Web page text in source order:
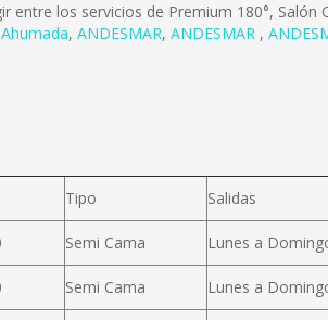
entre los servicios de Premium 180°,
, ANDESMAR, ANDESMAR ,
Tipo Salidas
Semi Cama Lunes a
Semi Cama Lunes a